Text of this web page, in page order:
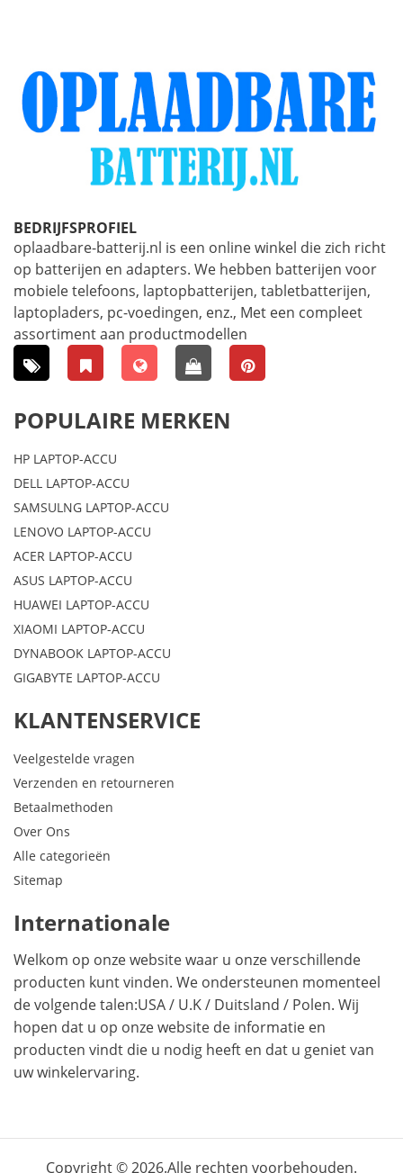
BEDRIJFSPROFIEL
oplaadbare-batterij.nl is een online winkel die zich richt
op batterijen en adapters. We hebben batterijen voor
mobiele telefoons, laptopbatterijen, tabletbatterijen,
laptopladers, pc-voedingen, enz., Met een compleet
assortiment aan productmodellen
POPULAIRE MERKEN
HP LAPTOP-ACCU
DELL LAPTOP-ACCU
SAMSULNG LAPTOP-ACCU
LENOVO LAPTOP-ACCU
ACER LAPTOP-ACCU
ASUS LAPTOP-ACCU
HUAWEI LAPTOP-ACCU
XIAOMI LAPTOP-ACCU
DYNABOOK LAPTOP-ACCU
GIGABYTE LAPTOP-ACCU
KLANTENSERVICE
Veelgestelde vragen
Verzenden en retourneren
Betaalmethoden
Over Ons
Alle categorieën
Sitemap
Internationale
Welkom op onze website waar u onze verschillende
producten kunt vinden. We ondersteunen momenteel
de volgende talen:USA/ U.K/ Duitsland / Polen. Wij
hopen dat u op onze website de informatie en
producten vindt die u nodig heeft en dat u geniet van
uw winkelervaring.
Copyright © 2026.Alle rechten voorbehouden.